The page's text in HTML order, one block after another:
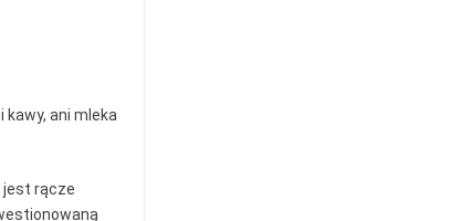
kawy, ani mleka
jest rącze